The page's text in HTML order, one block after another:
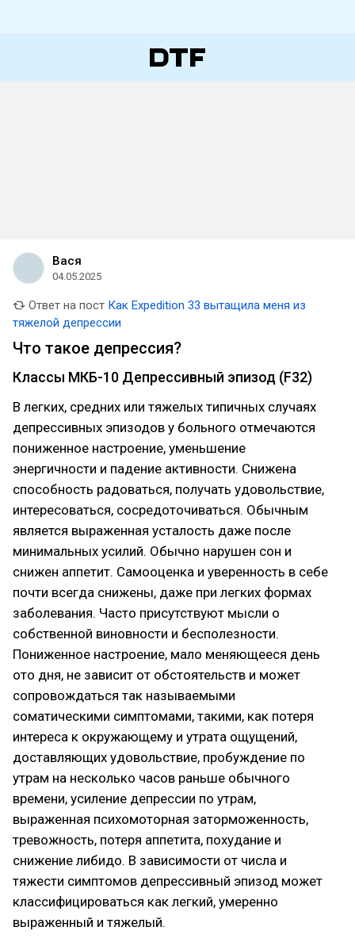
Вася
04.05.2025
Ответ на пост Как Expedition 33 вытащила меня из
тяжелой депрессии
Что такое депрессия?
Классы МКБ-10 Депрессивный эпизод (F32)
В легких, средних или тяжелых типичных случаях
депрессивных эпизодов у больного отмечаются
пониженное настроение, уменьшение
энергичности и падение активности. Снижена
способность радоваться, получать удовольствие,
интересоваться, сосредоточиваться. Обычным
является выраженная усталость даже после
минимальных усилий. Обычно нарушен сон и
снижен аппетит. Самооценка и уверенность в себе
почти всегда снижены, даже при легких формах
заболевания. Часто присутствуют мысли о
собственной виновности и бесполезности.
Пониженное настроение, мало меняющееся день
ото дня, не зависит от обстоятельств и может
сопровождаться так называемыми
соматическими симптомами, такими, как потеря
интереса к окружающему и утрата ощущений,
доставляющих удовольствие, пробуждение по
утрам на несколько часов раньше обычного
времени, усиление депрессии по утрам,
выраженная психомоторная заторможенность,
тревожность, потеря аппетита, похудание и
снижение либидо. В зависимости от числа и
тяжести симптомов депрессивный эпизод может
классифицироваться как легкий, умеренно
выраженный и тяжелый.